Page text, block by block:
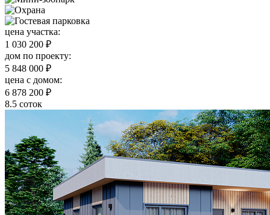
цена участка:
1 030 200 ₽
дом по проекту:
5 848 000 ₽
цена c домом:
6 878 200 ₽
8.5 соток